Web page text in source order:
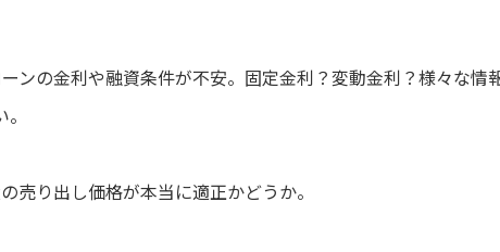
ンの金利や融資条件が不安。固定金利？変動金利？様々な情
売り出し価格が本当に適正かどうか。